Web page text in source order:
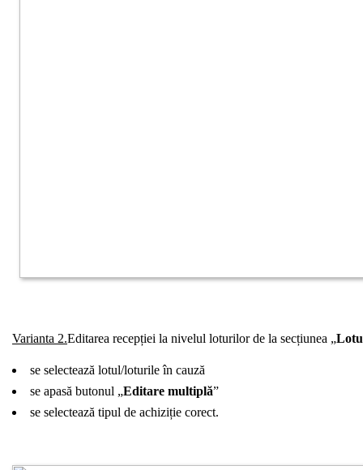
Varianta 2.Editarea recepției la nivelul loturilor de la secțiunea „
se selectează lotul/loturile în cauză
se apasă butonul „Editare multiplă”
se selectează tipul de achiziție corect.